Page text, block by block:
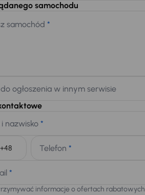
samochodu
samochód *
ogłoszenia w innym serwisie
nazwisko *
Telefon *
*
informacje o ofertach rabatowych